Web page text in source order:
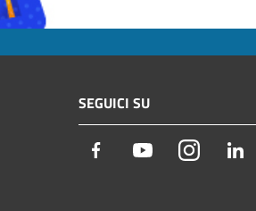
SEGUICI SU
Facebook YoutubeInstagram